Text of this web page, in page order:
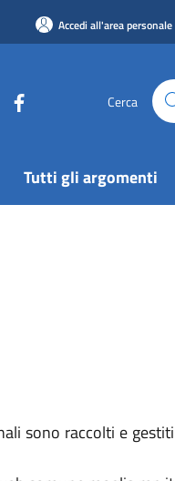
Accedi all'area personale
Cerca
Tutti gli argomenti
sono raccolti e gestiti